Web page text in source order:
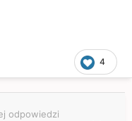
4
odpowiedzi